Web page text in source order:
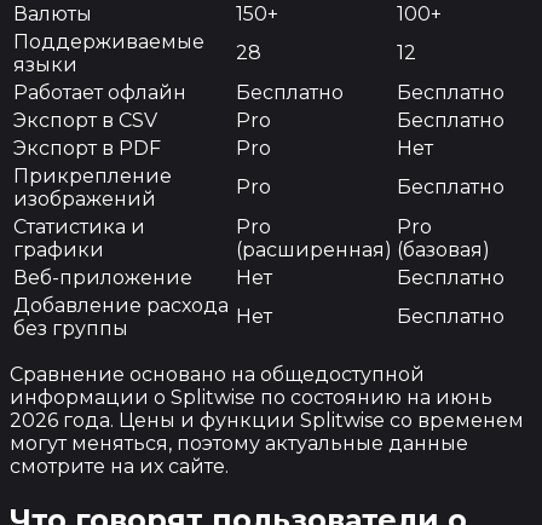
Валюты
150+
100+
Поддерживаемые
языки
28
12
Работает офлайн
Бесплатно
Бесплатно
Экспорт в CSV
Pro
Бесплатно
Экспорт в PDF
Pro
Нет
Прикрепление
изображений
Pro
Бесплатно
Статистика и
графики
Pro
(расширенная)
Pro
(базовая)
Веб-приложение
Нет
Бесплатно
Добавление расхода
без группы
Нет Бесплатно
Сравнение основано на общедоступной
информации о Splitwise по состоянию на июнь
2026 года. Цены и функции Splitwise со временем
могут меняться, поэтому актуальные данные
смотрите на их сайте.